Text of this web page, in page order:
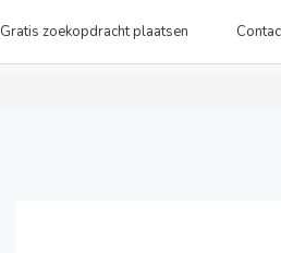
Gratis zoekopdracht plaatsen